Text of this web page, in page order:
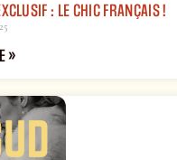
: LE CHIC FRANÇAIS !
»